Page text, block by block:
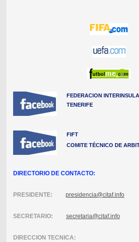
FEDERACION
TENERIFE
FIFT
COMITE TÉCNICO DE
DIRECTORIO DE CONTACTO:
PRESIDENTE: presidencia@citaf.info
SECRETARIO: secretaria@citaf.info
DIRECCION TECNICA: